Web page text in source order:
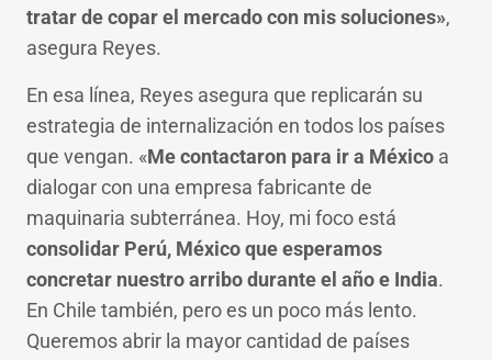
tratar de copar el mercado con mis soluciones»,
asegura Reyes.
En esa línea, Reyes asegura que replicarán su
estrategia de internalización en todos los países
que vengan. «Me contactaron para ir a México a
dialogar con una empresa fabricante de
maquinaria subterránea. Hoy, mi foco está
consolidar Perú, México que esperamos
concretar nuestro arribo durante el año e India.
En Chile también, pero es un poco más lento.
Queremos abrir la mayor cantidad de países